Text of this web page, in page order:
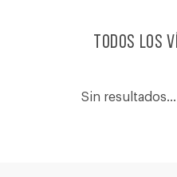
Todos los
Sin resultados...